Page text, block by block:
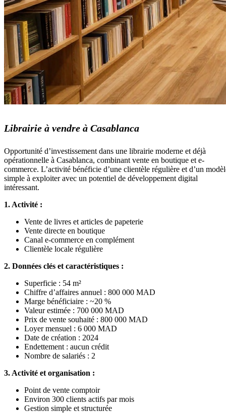
Librairie à vendre à Casablanca
Opportunité d’investissement dans une librairie moderne et déjà
opérationnelle à Casablanca, combinant vente en boutique et e-
commerce. L’activité bénéficie d’une clientèle régulière et d’un
simple à exploiter avec un potentiel de développement digital
intéressant.
1. Activité :
Vente de livres et articles de papeterie
Vente directe en boutique
Canal e-commerce en complément
Clientèle locale régulière
2. Données clés et caractéristiques :
Superficie : 54 m²
Chiffre d’affaires annuel : 800 000 MAD
Marge bénéficiaire : ~20 %
Valeur estimée : 700 000 MAD
Prix de vente souhaité : 800 000 MAD
Loyer mensuel : 6 000 MAD
Date de création : 2024
Endettement : aucun crédit
Nombre de salariés : 2
3. Activité et organisation :
Point de vente comptoir
Environ 300 clients actifs par mois
Gestion simple et structurée